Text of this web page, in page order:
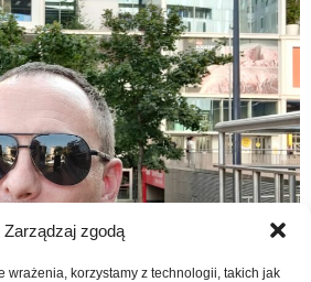
Zarządzaj zgodą
wrażenia, korzystamy z technologii, takich jak